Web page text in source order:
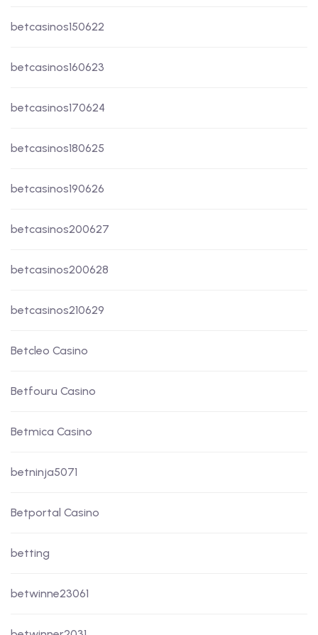
betcasinos150622
betcasinos160623
betcasinos170624
betcasinos180625
betcasinos190626
betcasinos200627
betcasinos200628
betcasinos210629
Betcleo Casino
Betfouru Casino
Betmica Casino
betninja5071
Betportal Casino
betting
betwinne23061